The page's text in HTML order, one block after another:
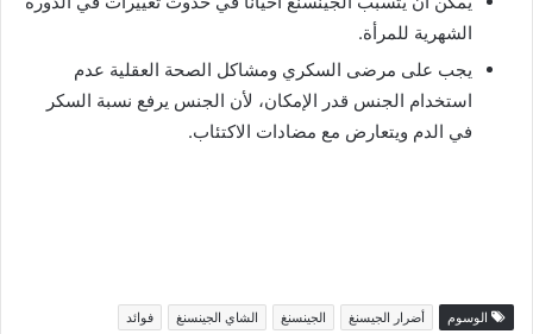
الشهرية للمرأة.
يجب على مرضى السكري ومشاكل الصحة العقلية عدم
استخدام الجنس قدر الإمكان، لأن الجنس يرفع نسبة السكر
في الدم ويتعارض مع مضادات الاكتئاب.
الوسوم أضرار الجيسنغ الجينسنغ الشاي الجينسنغ
فوائد